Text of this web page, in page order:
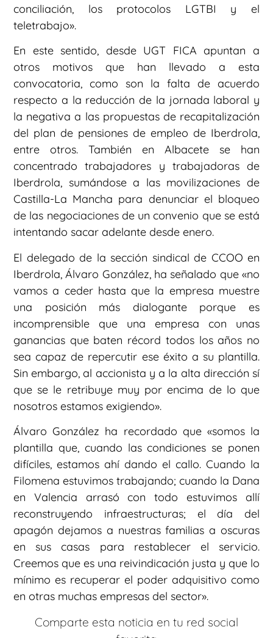
conciliación, los protocolos LGTBI y el
teletrabajo».
En este sentido, desde UGT FICA apuntan a
otros motivos que han llevado a esta
convocatoria, como son la falta de acuerdo
respecto a la reducción de la jornada laboral y
la negativa a las propuestas de recapitalización
del plan de pensiones de empleo de Iberdrola,
entre otros. También en Albacete se han
concentrado trabajadores y trabajadoras de
Iberdrola, sumándose a las movilizaciones de
Castilla-La Mancha para denunciar el bloqueo
de las negociaciones de un convenio que se está
intentando sacar adelante desde enero.
El delegado de la sección sindical de CCOO en
Iberdrola, Álvaro González, ha señalado que «no
vamos a ceder hasta que la empresa muestre
una posición más dialogante porque es
incomprensible que una empresa con unas
ganancias que baten récord todos los años no
sea capaz de repercutir ese éxito a su plantilla.
Sin embargo, al accionista y a la alta dirección sí
que se le retribuye muy por encima de lo que
nosotros estamos exigiendo».
Álvaro González ha recordado que «somos la
plantilla que, cuando las condiciones se ponen
difíciles, estamos ahí dando el callo. Cuando la
Filomena estuvimos trabajando; cuando la Dana
en Valencia arrasó con todo estuvimos allí
reconstruyendo infraestructuras; el día del
apagón dejamos a nuestras familias a oscuras
en sus casas para restablecer el servicio.
Creemos que es una reivindicación justa y que lo
mínimo es recuperar el poder adquisitivo como
en otras muchas empresas del sector».
Comparte esta noticia en tu red social